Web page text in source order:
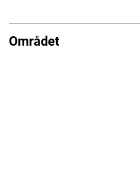
Området